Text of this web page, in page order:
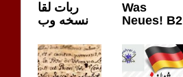
ربات لقا
نسخه وب
Was
Neues! B2